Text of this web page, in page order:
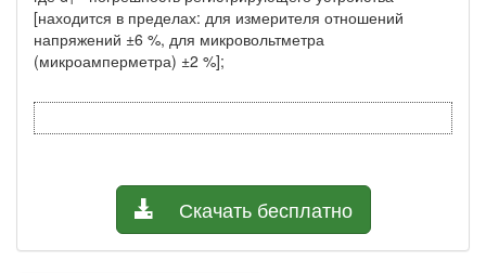
[находится в пределах: для измерителя отношений
напряжений ±6 %, для микровольтметра
(микроамперметра) ±2 %];
Скачать бесплатно